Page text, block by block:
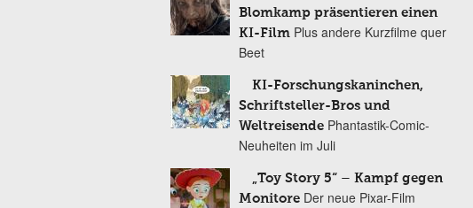
Blomkamp präsentieren einen
KI-Film Plus andere Kurzfilme quer
Beet
KI-Forschungskaninchen,
Schriftsteller-Bros und
Weltreisende Phantastik-Comic-
Neuheiten im Juli
„Toy Story 5“ – Kampf gegen
Monitore Der neue Pixar-Film